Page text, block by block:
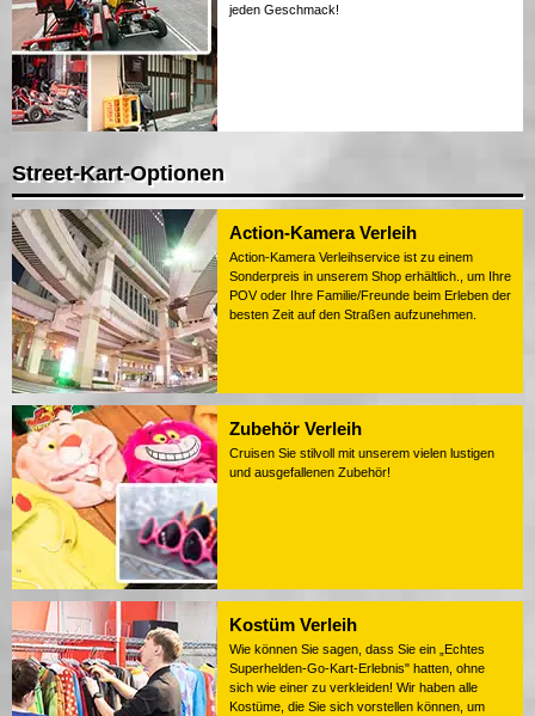
jeden Geschmack!
Street-Kart-Optionen
Action-Kamera Verleih
Action-Kamera Verleihservice ist zu einem
Sonderpreis in unserem Shop erhältlich., um Ihre
POV oder Ihre Familie/Freunde beim Erleben der
besten Zeit auf den Straßen aufzunehmen.
Zubehör Verleih
Cruisen Sie stilvoll mit unserem vielen lustigen
und ausgefallenen Zubehör!
Kostüm Verleih
Wie können Sie sagen, dass Sie ein „Echtes
Superhelden-Go-Kart-Erlebnis" hatten, ohne
sich wie einer zu verkleiden! Wir haben alle
Kostüme, die Sie sich vorstellen können, um